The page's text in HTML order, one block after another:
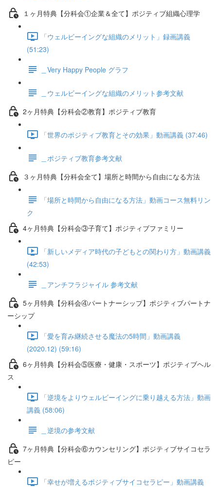
１ヶ月特典【分科会①企業＆全て】ポジティブ組織心理学
「ウェルビーイングな組織のメリット」録画講義
(51:23)
＿Very Happy People グラフ
＿ウェルビーイングな組織のメリット参考文献
2ヶ月特典【分科会②教育】ポジティブ教育
「世界のポジティブ教育とその効果」動画講義 (37:46)
＿ポジティブ教育参考文献
３ヶ月特典【分科会全て】場所と時間から自由になる方法
「場所と時間から自由になる方法」動画コース無料リン
ク
4ヶ月特典【分科会③子育て】ポジティブファミリー
「新しいメディア時代の子どもとの関わり方」動画講義
(42:53)
＿アンチフラジャイル 参考文献
5ヶ月特典【分科会④パートナーシップ】ポジティブパートナ
ーシップ
「愛を育み継続させる魔法の5時間」動画講義
(2020.12) (59:16)
6ヶ月特典【分科会⑤医療・健康・スポーツ】ポジティブヘル
ス
「逆境をよりウェルビーイングに乗り越える方法」動画
講義 (58:06)
＿逆境の参考文献
7ヶ月特典【分科会⑥カウンセリング】ポジティブサイコセラ
ピー
「幸せが増えるポジティブサイコセラピー」動画講義